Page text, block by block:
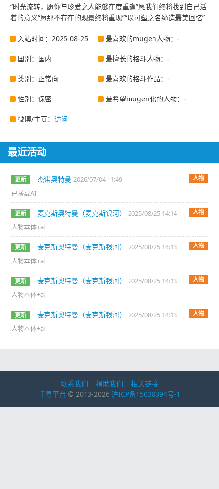
“时光流转，愿你与珍爱之人能够在度重逢”愿我们终将找到自己活
着的意义“愿那不存在的观景终将重现”“以可塑之名缔造最美回忆”
入站时间：2025-08-25
国别：国内
类别：正常向
性别：保密
微博/主页： 访问
最喜欢的mugen人物：-
最擅长的格斗人物：-
最喜欢的格斗作品：-
最希望mugen化的人物：-
最近活动
更新 杰诺奥特曼 2026/07/04 11:49 人物
已搭载AI
更新 麦克斯奥特曼（麦克斯银河） 2025/08/25 14:14 人物
人物本体+ai
更新 麦克斯奥特曼（麦克斯银河） 2025/08/25 14:13 人物
人物本体+ai
更新 麦克斯奥特曼（麦克斯银河） 2025/08/25 14:13 人物
人物本体+ai
更新 麦克斯奥特曼（麦克斯银河） 2025/08/25 14:13 人物
人物本体+ai
联系我们 捐助我们
相关链接
千寻平台 © 2013-2026 沪ICP备15038394号-1